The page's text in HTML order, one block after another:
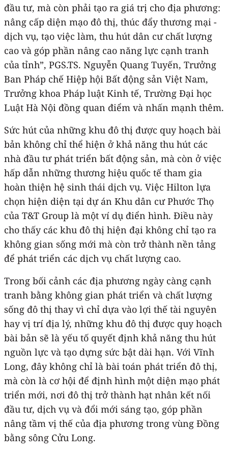
đầu tư, mà còn phải tạo ra giá trị cho địa phương:
nâng cấp diện mạo đô thị, thúc đẩy thương mại -
dịch vụ, tạo việc làm, thu hút dân cư chất lượng
cao và góp phần nâng cao năng lực cạnh tranh
của tỉnh”, PGS.TS. Nguyễn Quang Tuyến, Trưởng
Ban Pháp chế Hiệp hội Bất động sản Việt Nam,
Trưởng khoa Pháp luật Kinh tế, Trường Đại học
Luật Hà Nội đồng quan điểm và nhấn mạnh thêm.
Sức hút của những khu đô thị được quy hoạch bài
bản không chỉ thể hiện ở khả năng thu hút các
nhà đầu tư phát triển bất động sản, mà còn ở việc
hấp dẫn những thương hiệu quốc tế tham gia
hoàn thiện hệ sinh thái dịch vụ. Việc Hilton lựa
chọn hiện diện tại dự án Khu dân cư Phước Thọ
của T&T Group là một ví dụ điển hình. Điều này
cho thấy các khu đô thị hiện đại không chỉ tạo ra
không gian sống mới mà còn trở thành nền tảng
để phát triển các dịch vụ chất lượng cao.
Trong bối cảnh các địa phương ngày càng cạnh
tranh bằng không gian phát triển và chất lượng
sống đô thị thay vì chỉ dựa vào lợi thế tài nguyên
hay vị trí địa lý, những khu đô thị được quy hoạch
bài bản sẽ là yếu tố quyết định khả năng thu hút
nguồn lực và tạo dựng sức bật dài hạn. Với Vĩnh
Long, đây không chỉ là bài toán phát triển đô thị,
mà còn là cơ hội để định hình một diện mạo phát
triển mới, nơi đô thị trở thành hạt nhân kết nối
đầu tư, dịch vụ và đổi mới sáng tạo, góp phần
nâng tầm vị thế của địa phương trong vùng Đồng
bằng sông Cửu Long.